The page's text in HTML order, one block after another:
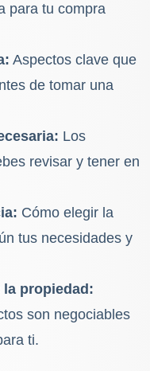
para tu compra
Aspectos clave que
de tomar una
Los
revisar y tener en
Cómo elegir la
tus necesidades y
propiedad:
son negociables
ti.